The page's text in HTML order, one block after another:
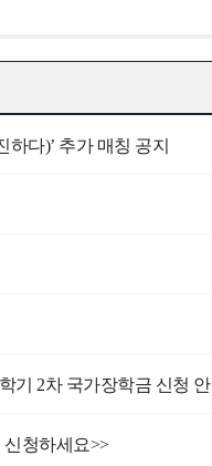
다)’ 추가 매칭 공지
기 2차 국가장학금 신청 안
신청하세요>>